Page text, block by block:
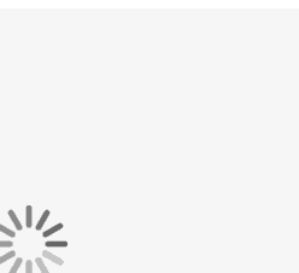
optimaal draagcomfort.